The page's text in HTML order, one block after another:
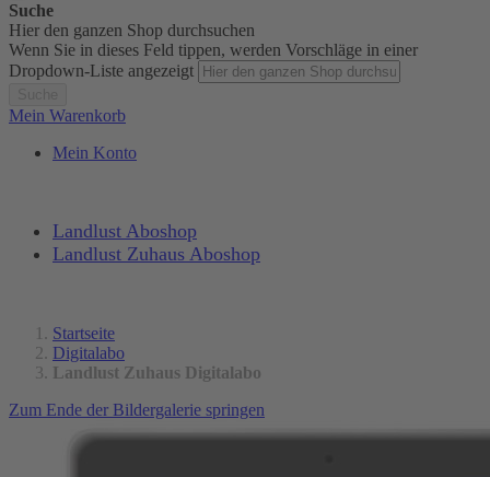
Suche
Hier den ganzen Shop durchsuchen
Wenn Sie in dieses Feld tippen, werden Vorschläge in einer
Dropdown-Liste angezeigt
Mein Warenkorb
Mein Konto
Landlust Aboshop
Landlust Zuhaus Aboshop
Startseite
Digitalabo
Landlust Zuhaus Digitalabo
Zum Ende der Bildergalerie springen